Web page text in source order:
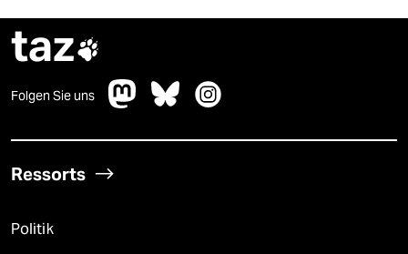
taz
Folgen Sie uns
Ressorts
Politik